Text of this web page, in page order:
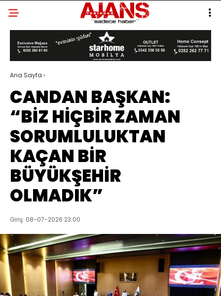
Ana Sayfa ›
CANDAN BAŞKAN:
“BİZ HİÇBİR ZAMAN
SORUMLULUKTAN
KAÇAN BİR
BÜYÜKŞEHİR
OLMADIK”
Giriş: 08-07-2026 23:00